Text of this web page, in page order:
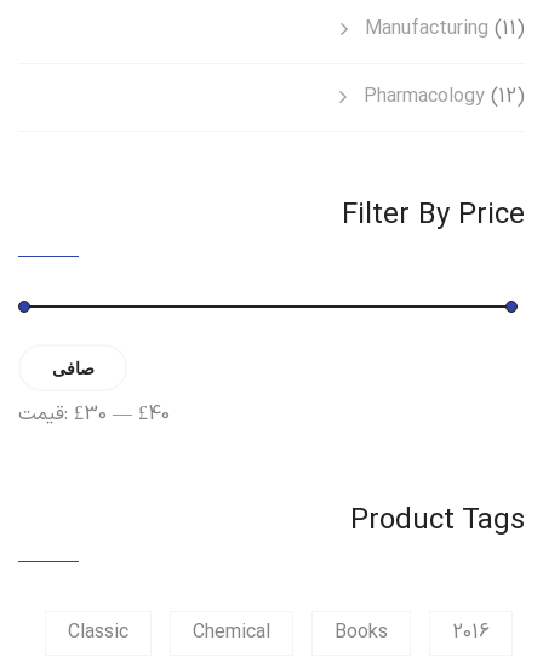
Manufacturing (11)
Pharmacology (12)
Filter By Price
حداقل
قیمت
حداکثر
قیمت
صافی
قیمت: £30 — £40
Product Tags
2016
Books
Chemical
Classic